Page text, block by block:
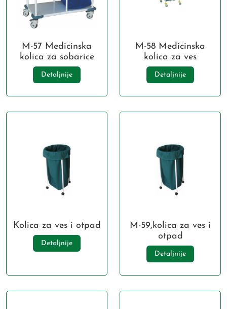
M-57 Medicinska
kolica za sobarice
Detaljnije
M-58 Medicinska
kolica za ves
Detaljnije
Kolica za ves i otpad
Detaljnije
M-59,kolica za ves i
otpad
Detaljnije